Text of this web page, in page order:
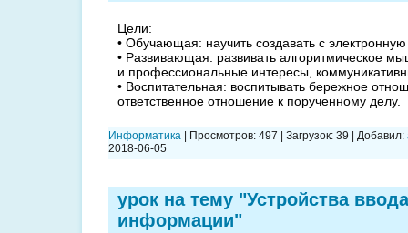
Цели:
• Обучающая: научить создавать с электронную
• Развивающая: развивать алгоритмическое
и профессиональные интересы,
• Воспитательная: воспитывать бережное
ответственное отношение к порученному делу.
Информатика Просмотров: 497 Загрузок: 39 Добавил:
2018-06-05
урок на тему "Устройства
информации"